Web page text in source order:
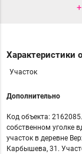
Характеристики
Участок
Дополнительно
Код объекта:
собственном уголке
участок в деревне
Карбышева, 31.